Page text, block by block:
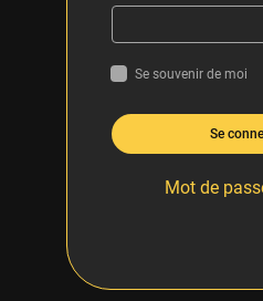
Se souvenir de moi
Se
Mot de